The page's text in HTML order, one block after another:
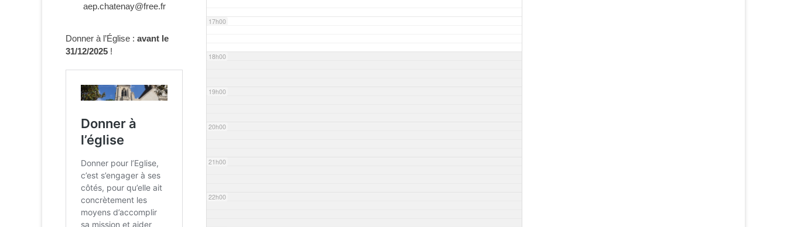
17h00
18h00
19h00
20h00
21h00
22h00
aep.chatenay@free.fr
Donner à l’Église : avant le
31/12/2025 !